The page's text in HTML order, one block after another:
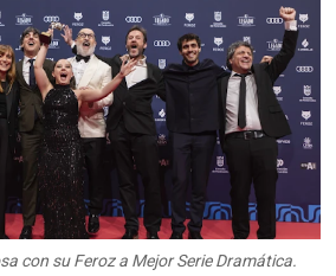
con su Feroz a Mejor Serie Dramática.